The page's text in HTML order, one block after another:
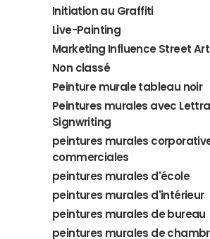
Initiation au Graffiti
Live-Painting
Marketing Influence Street Art
Non classé
Peinture murale tableau noir
Peintures murales avec
Signwriting
peintures murales
commerciales
peintures murales d'école
peintures murales d'intérieur
peintures murales de bureau
peintures murales de